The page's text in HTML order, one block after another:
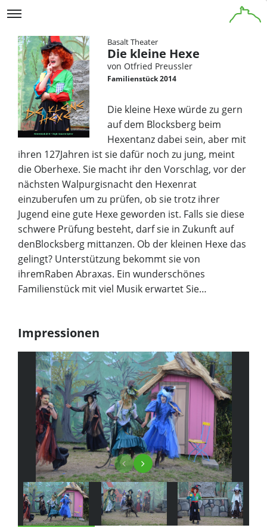
Basalt Theater
Die kleine Hexe
von Otfried Preussler
Familienstück 2014
Die kleine Hexe würde zu gern
auf dem Blocksberg beim
Hexentanz dabei sein, aber mit
ihren 127Jahren ist sie dafür noch zu jung, meint
die Oberhexe. Sie macht ihr den Vorschlag, vor der
nächsten Walpurgisnacht den Hexenrat
einzuberufen um zu prüfen, ob sie trotz ihrer
Jugend eine gute Hexe geworden ist. Falls sie diese
schwere Prüfung besteht, darf sie in Zukunft auf
denBlocksberg mittanzen. Ob der kleinen Hexe das
gelingt? Unterstützung bekommt sie von
ihremRaben Abraxas. Ein wunderschönes
Familienstück mit viel Musik erwartet Sie…
Impressionen